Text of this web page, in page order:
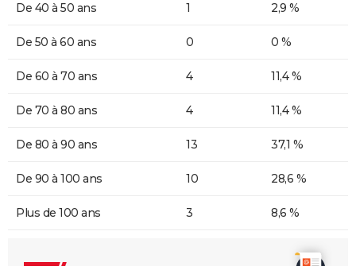
De 40 à 50 ans 1 2,9 %
De 50 à 60 ans 0 0 %
De 60 à 70 ans 4 11,4 %
De 70 à 80 ans 4 11,4 %
De 80 à 90 ans 13 37,1 %
De 90 à 100 ans 10 28,6 %
Plus de 100 ans 3 8,6 %